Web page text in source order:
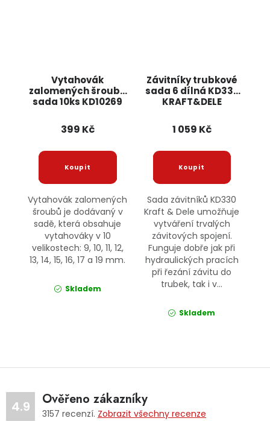
Vytahovák
zalomených šroubů
sada 10ks KD10269
399 Kč
Vytahovák zalomených
šroubů je dodávaný v
sadě, která obsahuje
vytahováky v 10
velikostech: 9, 10, 11, 12,
13, 14, 15, 16, 17 a 19 mm.
Skladem
Závitníky trubkové
sada 6 dílná KD332
KRAFT&DELE
1 059 Kč
Sada závitníků KD330
Kraft & Dele umožňuje
vytváření trvalých
závitových spojení.
Funguje dobře jak při
hydraulických pracích
při řezání závitu do
trubek, tak i v...
Skladem
4.9 Ověřeno zákazníky
3157 recenzí. Zobrazit všechny recenze